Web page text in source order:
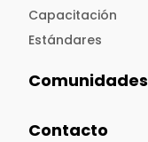
Capacitación
Estándares
Comunidades
Contacto